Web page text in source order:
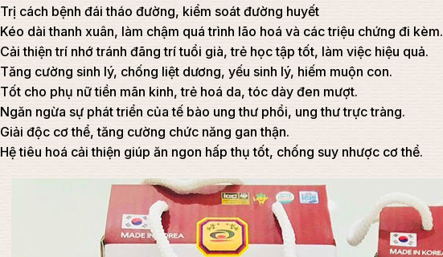
Trị cách bệnh đái tháo đường, kiểm soát đường huyết
Kéo dài thanh xuân, làm chậm quá trình lão hoá và các triệu chứng đi kèm.
Cải thiện trí nhớ tránh đãng trí tuổi già, trẻ học tập tốt, làm việc hiệu quả.
Tăng cường sinh lý, chống liệt dương, yếu sinh lý, hiếm muộn con.
Tốt cho phụ nữ tiền mãn kinh, trẻ hoá da, tóc dày đen mượt.
Ngăn ngừa sự phát triển của tế bào ung thư phổi, ung thư trực tràng.
Giải độc cơ thể, tăng cường chức năng gan thận.
Hệ tiêu hoá cải thiện giúp ăn ngon hấp thụ tốt, chống suy nhược cơ thể.